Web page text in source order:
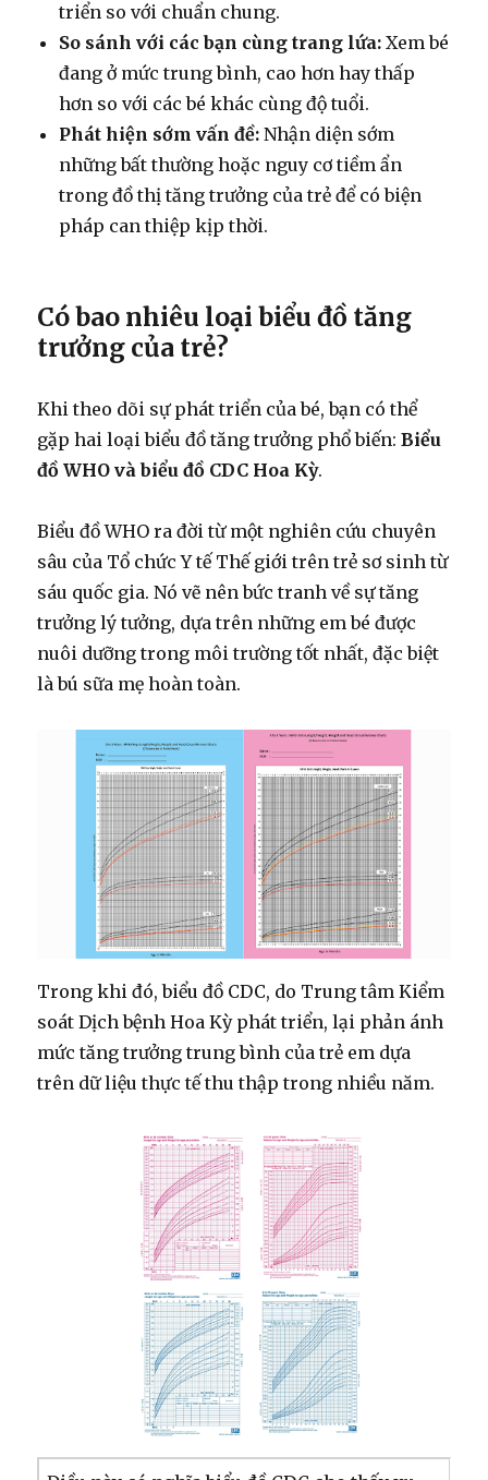
triển so với chuẩn chung.
So sánh với các bạn cùng trang lứa: Xem bé
đang ở mức trung bình, cao hơn hay thấp
hơn so với các bé khác cùng độ tuổi.
Phát hiện sớm vấn đề: Nhận diện sớm
những bất thường hoặc nguy cơ tiềm ẩn
trong đồ thị tăng trưởng của trẻ để có biện
pháp can thiệp kịp thời.
Có bao nhiêu loại biểu đồ tăng
trưởng của trẻ?
Khi theo dõi sự phát triển của bé, bạn có thể
gặp hai loại biểu đồ tăng trưởng phổ biến:Biểu
đồ WHO và biểu đồ CDC Hoa Kỳ.
Biểu đồ WHO ra đời từ một nghiên cứu chuyên
sâu của Tổ chức Y tế Thế giới trên trẻ sơ sinh từ
sáu quốc gia. Nó vẽ nên bức tranh về sự tăng
trưởng lý tưởng, dựa trên những em bé được
nuôi dưỡng trong môi trường tốt nhất, đặc biệt
là bú sữa mẹ hoàn toàn.
Trong khi đó, biểu đồ CDC, do Trung tâm Kiểm
soát Dịch bệnh Hoa Kỳ phát triển, lại phản ánh
mức tăng trưởng trung bình của trẻ em dựa
trên dữ liệu thực tế thu thập trong nhiều năm.